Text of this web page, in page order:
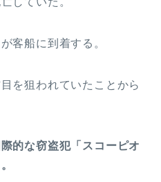
客船に到着する。
を狙われていたことから
的な窃盗犯「スコーピオ